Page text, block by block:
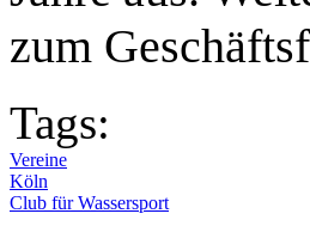
zum
Tags:
Vereine
Köln
Club für Wassersport